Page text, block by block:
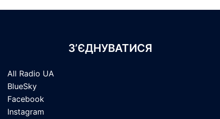
З’ЄДНУВАТИСЯ
All Radio UA
BlueSky
Facebook
Instagram